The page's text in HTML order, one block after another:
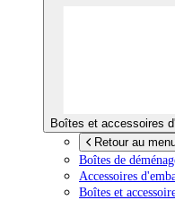
Boîtes et accessoires
Retour au
Boîtes de
Accessoires
Boîtes et